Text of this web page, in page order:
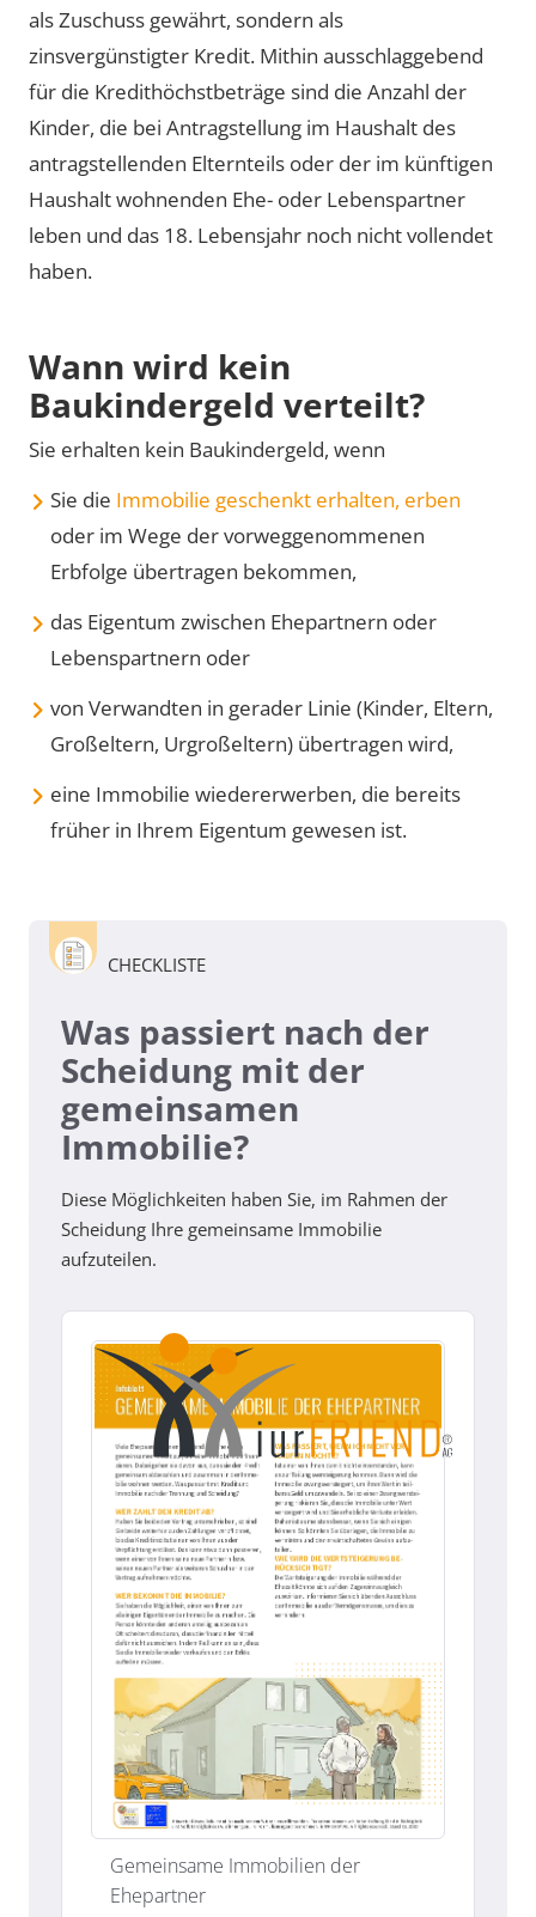
als Zuschuss gewährt, sondern als
zinsvergünstigter Kredit. Mithin ausschlaggebend
für die Kredithöchstbeträge sind die Anzahl der
Kinder, die bei Antragstellung im Haushalt des
antragstellenden Elternteils oder der im künftigen
Haushalt wohnenden Ehe- oder Lebenspartner
leben und das 18. Lebensjahr noch nicht vollendet
haben.
Wann wird kein
Baukindergeld verteilt?
Sie erhalten kein Baukindergeld, wenn
Sie die Immobilie geschenkt erhalten, erben
oder im Wege der vorweggenommenen
Erbfolge übertragen bekommen,
das Eigentum zwischen Ehepartnern oder
Lebenspartnern oder
von Verwandten in gerader Linie (Kinder, Eltern,
Großeltern, Urgroßeltern) übertragen wird,
eine Immobilie wiedererwerben, die bereits
früher in Ihrem Eigentum gewesen ist.
CHECKLISTE
Was passiert nach der
Scheidung mit der
gemeinsamen
Immobilie?
Diese Möglichkeiten haben Sie, im Rahmen der
Scheidung Ihre gemeinsame Immobilie
aufzuteilen.
Gemeinsame Immobilien der
Ehepartner